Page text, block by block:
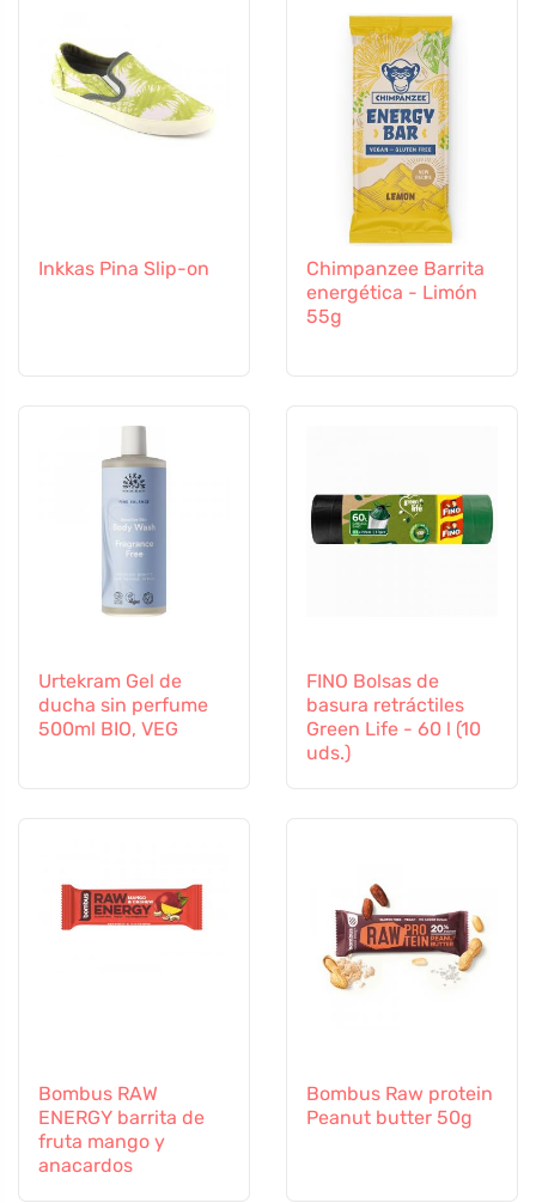
Inkkas Pina Slip-on
Chimpanzee Barrita
energética - Limón
55g
Urtekram Gel de
ducha sin perfume
500ml BIO, VEG
FINO Bolsas de
basura retráctiles
Green Life - 60 l (10
uds.)
Bombus RAW
ENERGY barrita de
fruta mango y
anacardos
Bombus Raw protein
Peanut butter 50g